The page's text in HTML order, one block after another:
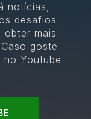
notícias,
desafios
obter mais
goste
no Youtube